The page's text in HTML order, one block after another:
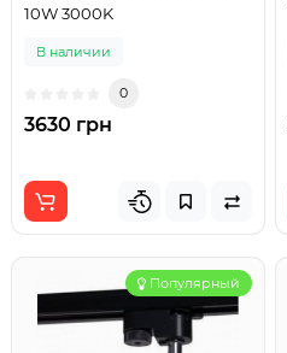
10W 3000K
В наличии
0
3630 грн
Популярный